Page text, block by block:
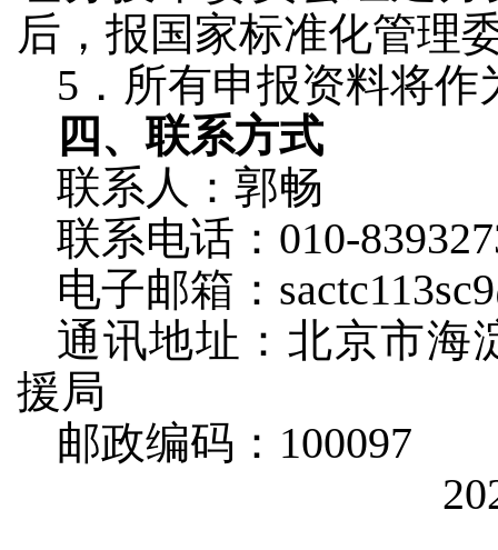
后，报国家标准化管理
5．所有申报资料将
四、联系方式
联系人：郭畅
联系电话：010-
电子邮箱：
通讯地址：北京市海
援局
邮政编码：100097